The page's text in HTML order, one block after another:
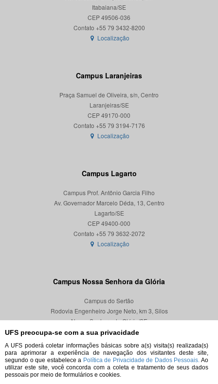
UFS preocupa-se com a sua privacidade
A UFS poderá coletar informações básicas sobre a(s) visita(s) realizada(s)
para aprimorar a experiência de navegação dos visitantes deste site,
segundo o que estabelece a Política de Privacidade de Dados Pessoais. Ao
utilizar este site, você concorda com a coleta e tratamento de seus dados
pessoais por meio de formulários e cookies.
Itabaiana/SE
CEP 49506-036
Localização
Campus Laranjeiras
Praça Samuel de Oliveira, s/n, Centro
Laranjeiras/SE
CEP 49170-000
Localização
Campus Lagarto
Campus Prof. Antônio Garcia Filho
Av. Governador Marcelo Déda, 13, Centro
Lagarto/SE
CEP 49400-000
Localização
Campus Nossa Senhora da Glória
Campus do Sertão
Rodovia Engenheiro Jorge Neto, km 3, Silos
Nossa Senhora da Glória/SE
CEP 49680-000
Localização